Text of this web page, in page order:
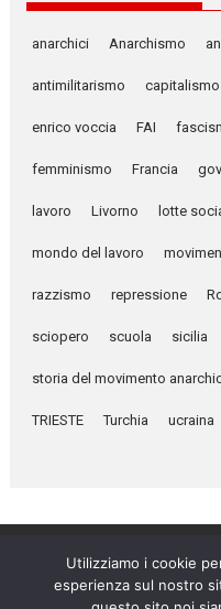
anarchici Anarchismo
antimilitarismo capitalismo
enrico voccia FAI
femminismo Francia
lavoro Livorno lotte
mondo del lavoro
razzismo repressione
sciopero scuola sicilia
storia del movimento
TRIESTE Turchia ucraina
Utilizziamo i cookie
esperienza sul nostro